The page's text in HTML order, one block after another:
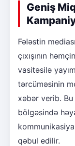
Geniş
Fələstin
çıxışının
vasitəsilə
tərcüməsinin
xəbər verib.
bölgəsində
qəbul edilir.